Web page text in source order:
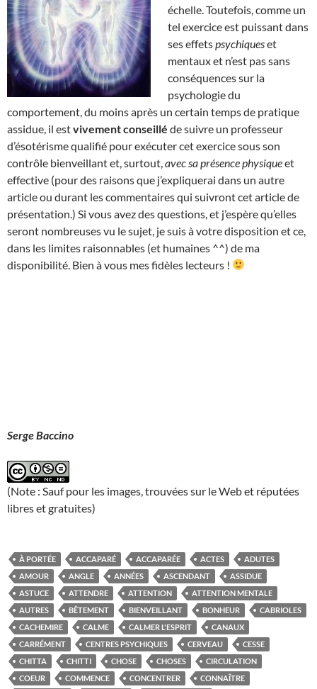
échelle. Toutefois, comme un
tel exercice est puissant dans
ses effetspsychiqueset
mentaux et n’est pas sans
conséquences sur la
psychologie du
comportement, du moins après un certain temps de pratique
assidue, il estvivement conseillé de suivre un professeur
d’ésotérisme qualifié pour exécuter cet exercice sous son
contrôle bienveillant et, surtout, avec sa présence physiqueet
effective (pour des raisons que j’expliquerai dans un autre
article ou durant les commentaires qui suivront cet article de
présentation.) Si vous avez des questions, et j’espère qu’elles
seront nombreuses vu le sujet, je suis à votre disposition et ce,
dans les limites raisonnables (et humaines ^^) de ma
disponibilité. Bien à vous mes fidèles lecteurs !
Serge Baccino
(Note : Sauf pour les images, trouvées sur le Web et réputées
libres et gratuites)
À PORTÉE ACCAPARÉ ACCAPARÉE ACTES
ADUTES
AMOUR
ANGLE ANNÉES ASCENDANT
ASSIDUE
ASTUCE
ATTENDRE ATTENTION
ATTENTION MENTALE
AUTRES
BÊTEMENT BIENVEILLANT BONHEUR
CABRIOLES
CACHEMIRE
CALME CALMER L'ESPRIT
CANAUX
CARRÉMENT
CENTRES PSYCHIQUES CERVEAU
CESSE
CHITTA
CHITTI CHOSE CHOSES
CIRCULATION
COEUR
COMMENCE CONCENTRER
CONNAÎTRE